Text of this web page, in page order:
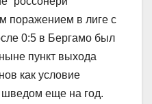
поражением в лиге с
0:5 в Бергамо был
пункт выхода
как условие
шведом еще на год.